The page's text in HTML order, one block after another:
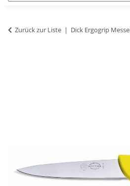
Zurück zur Liste Dick Ergogrip